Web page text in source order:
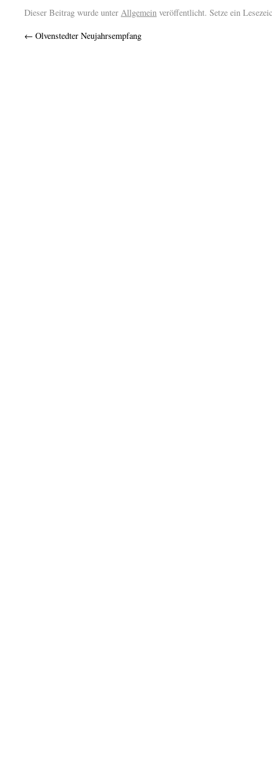
Dieser Beitrag wurde unter Allgemein veröffentlicht. Setze ein
← Olvenstedter Neujahrsempfang